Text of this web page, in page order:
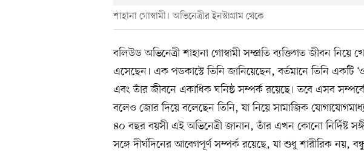
শাহানা গোস্বামী। অভিনেত্রীর ইনস্টাগ্রাম থেকে
বলিউড অভিনেত্রী শাহানা গোস্বামী সম্প্রতি ব্যক্তিগত জীবন
এসেছেন। এক পডকাস্টে তিনি জানিয়েছেন, বর্তমানে তিনি
এবং তাঁর জীবনে একাধিক ঘনিষ্ঠ সম্পর্ক রয়েছে। তবে এসব
বলেও জোর দিয়ে বলেছেন তিনি, যা নিয়ে সামাজিক
৪০ বছর বয়সী এই অভিনেত্রী জানান, তাঁর এখন কোনো নির্দিষ্ট
সঙ্গে দীর্ঘদিনের আবেগপূর্ণ সম্পর্ক রয়েছে, যা শুধু শারীরিক নয়,